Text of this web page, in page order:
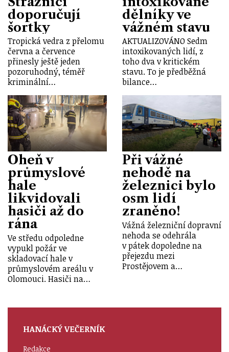
doporučují
šortky
Tropická vedra z přelomu
června a července
přinesly ještě jeden
pozoruhodný, téměř
kriminální…
dělníky ve
vážném stavu
AKTUALIZOVÁNO Sedm
intoxikovaných lidí, z
toho dva v kritickém
stavu. To je předběžná
bilance…
Oheň v
průmyslové
hale
likvidovali
hasiči až do
rána
Ve středu odpoledne
vypukl požár ve
skladovací hale v
průmyslovém areálu v
Olomouci. Hasiči na…
Při vážné
nehodě na
železnici bylo
osm lidí
zraněno!
Vážná železniční dopravní
nehoda se odehrála
v pátek dopoledne na
přejezdu mezi
Prostějovem a…
HANÁCKÝ VEČERNÍK
Redakce